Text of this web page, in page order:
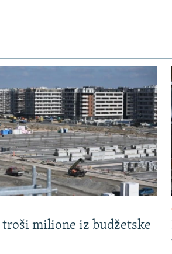
troši milione iz budžetske